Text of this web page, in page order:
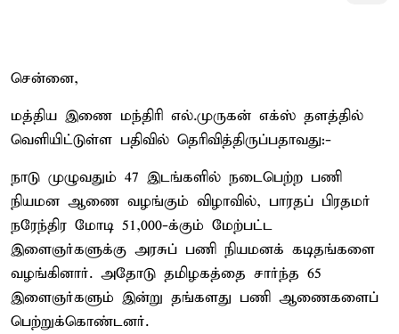
சென்னை,
மத்திய இணை மந்திரி எல்.முருகன் எக்ஸ் தளத்தில்
வெளியிட்டுள்ள பதிவில் தெரிவித்திருப்பதாவது:-
நாடு முழுவதும் 47 இடங்களில் நடைபெற்ற பணி
நியமன ஆணை வழங்கும் விழாவில், பாரதப் பிரதமர்
நரேந்திர மோடி 51,000-க்கும் மேற்பட்ட
இளைஞர்களுக்கு அரசுப் பணி நியமனக் கடிதங்களை
வழங்கினார். அதோடு தமிழகத்தை சார்ந்த 65
இளைஞர்களும் இன்று தங்களது பணி ஆணைகளைப்
பெற்றுக்கொண்டனர்.